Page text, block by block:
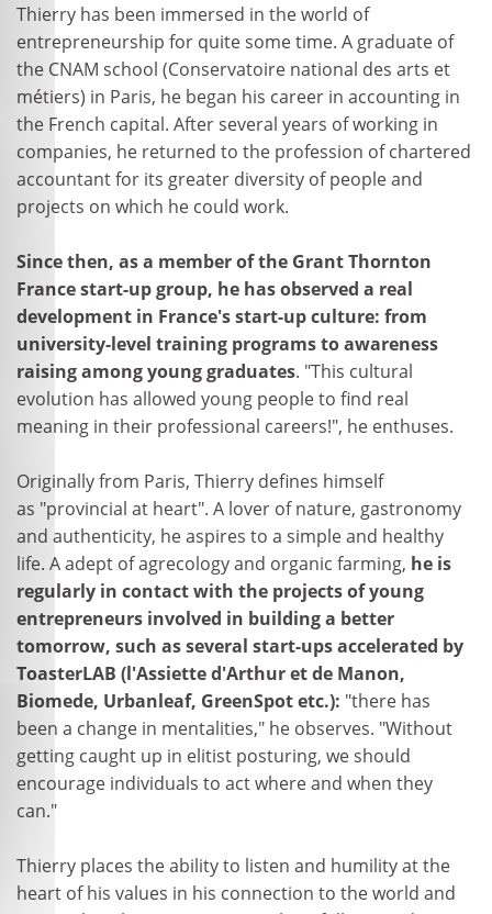
Thierry has been immersed in the world of
entrepreneurship for quite some time. A graduate of
the CNAM school (Conservatoire national des arts et
métiers) in Paris, he began his career in accounting in
the French capital. After several years of working in
companies, he returned to the profession of chartered
accountant for its greater diversity of people and
projects on which he could work.
Since then, as a member of the Grant Thornton
France start-up group, he has observed a real
development in France's start-up culture: from
university-level training programs to awareness
raising among young graduates. "This cultural
evolution has allowed young people to find real
meaning in their professional careers!", he enthuses.
Originally from Paris, Thierry defines himself
as "provincial at heart". A lover of nature, gastronomy
and authenticity, he aspires to a simple and healthy
life. A adept of agrecology and organic farming, he is
regularly in contact with the projects of young
entrepreneurs involved in building a better
tomorrow, such as several start-ups accelerated by
ToasterLAB (l'Assiette d'Arthur et de Manon,
Biomede, Urbanleaf, GreenSpot etc.): "there has
been a change in mentalities," he observes. "Without
getting caught up in elitist posturing, we should
encourage individuals to act where and when they
can."
Thierry places the ability to listen and humility at the
heart of his values in his connection to the world and